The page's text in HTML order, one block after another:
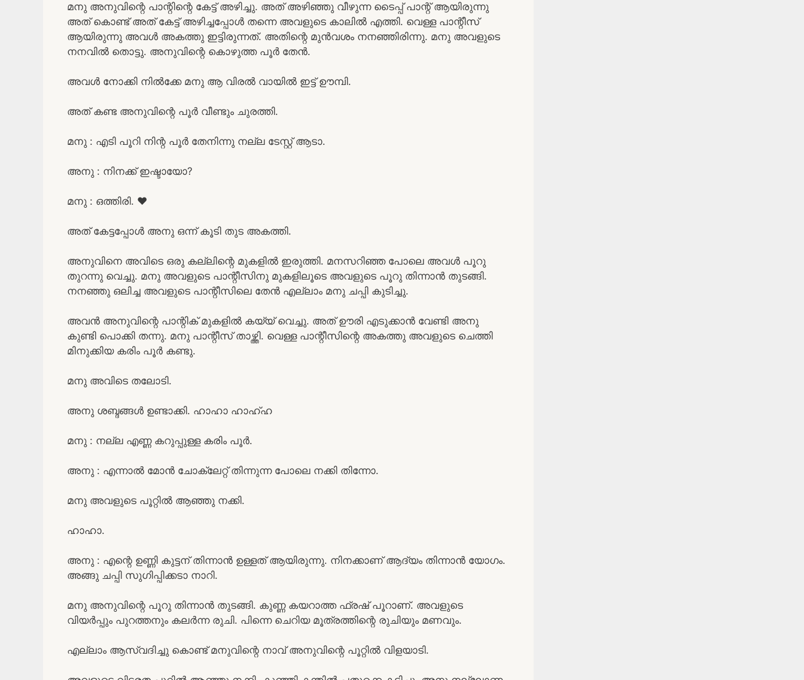
മനു അനുവിന്റെ പാന്റിന്റെ കേട്ട് അഴിച്ചു. അത് അഴിഞ്ഞു വീഴുന്ന ടൈപ്പ് പാന്റ് ആയിരുന്നു
അത് കൊണ്ട് അത് കേട്ട് അഴിച്ചപ്പോൾ തന്നെ അവളുടെ കാലിൽ എത്തി. വെള്ള പാന്റീസ്
ആയിരുന്നു അവൾ അകത്തു ഇട്ടിരുന്നത്. അതിന്റെ മുൻവശം നനഞ്ഞിരിന്നു. മനു അവളുടെ
നനവിൽ തൊട്ടു. അനുവിന്റെ കൊഴുത്ത പൂർ തേൻ.
അവൾ നോക്കി നിൽക്കേ മനു ആ വിരൽ വായിൽ ഇട്ട് ഊമ്പി.
അത് കണ്ട അനുവിന്റെ പൂർ വീണ്ടും ചുരത്തി.
മനു : എടി പൂറി നിന്റ പൂർ തേനിന്നു നല്ല ടേസ്റ്റ് ആടാ.
അനു : നിനക്ക് ഇഷ്ടായോ?
മനു : ഒത്തിരി. ❤️
അത് കേട്ടപ്പോൾ അനു ഒന്ന് കൂടി തുട അകത്തി.
അനുവിനെ അവിടെ ഒരു കല്ലിന്റെ മുകളിൽ ഇരുത്തി. മനസറിഞ്ഞ പോലെ അവൾ പൂറു
തുറന്നു വെച്ചു. മനു അവളുടെ പാന്റീസിനു മുകളിലൂടെ അവളുടെ പൂറു തിന്നാൻ തുടങ്ങി.
നനഞ്ഞു ഒലിച്ച അവളുടെ പാന്റീസിലെ തേൻ എല്ലാം മനു ചപ്പി കുടിച്ചു.
അവൻ അനുവിന്റെ പാന്റിക് മുകളിൽ കയ്യ് വെച്ചു. അത് ഊരി എടുക്കാൻ വേണ്ടി അനു
കുണ്ടി പൊക്കി തന്നു. മനു പാന്റീസ് താഴ്ത്തി. വെള്ള പാന്റീസിന്റെ അകത്തു അവളുടെ ചെത്തി
മിനുക്കിയ കരിം പൂർ കണ്ടു.
മനു അവിടെ തലോടി.
അനു ശബ്ദങ്ങൾ ഉണ്ടാക്കി. ഹാഹാ ഹാഹ്ഹ
മനു : നല്ല എണ്ണ കറുപ്പുള്ള കരിം പൂർ.
അനു : എന്നാൽ മോൻ ചോക്ലേറ്റ് തിന്നുന്ന പോലെ നക്കി തിന്നോ.
മനു അവളുടെ പൂറ്റിൽ ആഞ്ഞു നക്കി.
ഹാഹാ.
അനു : എന്റെ ഉണ്ണി കുട്ടന് തിന്നാൻ ഉള്ളത് ആയിരുന്നു. നിനക്കാണ് ആദ്യം തിന്നാൻ യോഗം.
അങ്ങു ചപ്പി സുഗിപ്പിക്കടാ നാറി.
മനു അനുവിന്റെ പൂറു തിന്നാൻ തുടങ്ങി. കുണ്ണ കയറാത്ത ഫ്രഷ് പൂറാണ്. അവളുടെ
വിയർപ്പും പുറത്തനും കലർന്ന രുചി. പിന്നെ ചെറിയ മൂത്രത്തിന്റെ രുചിയും മണവും.
എല്ലാം ആസ്വദിച്ചു കൊണ്ട് മനുവിന്റെ നാവ് അനുവിന്റെ പൂറ്റിൽ വിളയാടി.